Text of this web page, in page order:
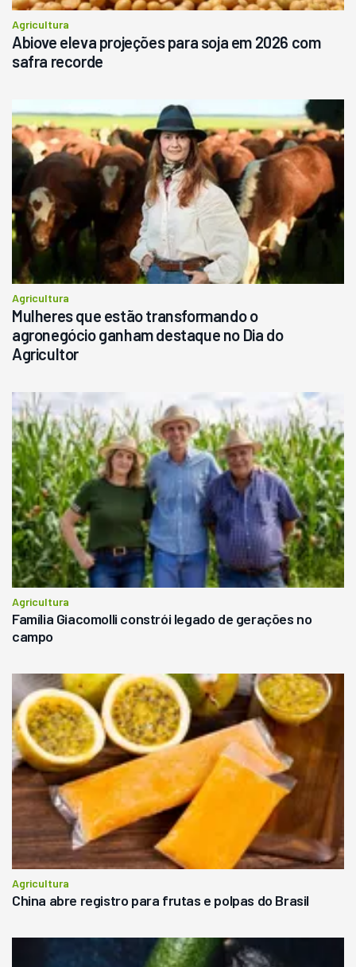
Agricultura
Abiove eleva projeções para soja em 2026 com
safra recorde
Agricultura
Mulheres que estão transformando o
agronegócio ganham destaque no Dia do
Agricultor
Agricultura
Família Giacomolli constrói legado de gerações no
campo
Agricultura
China abre registro para frutas e polpas do Brasil